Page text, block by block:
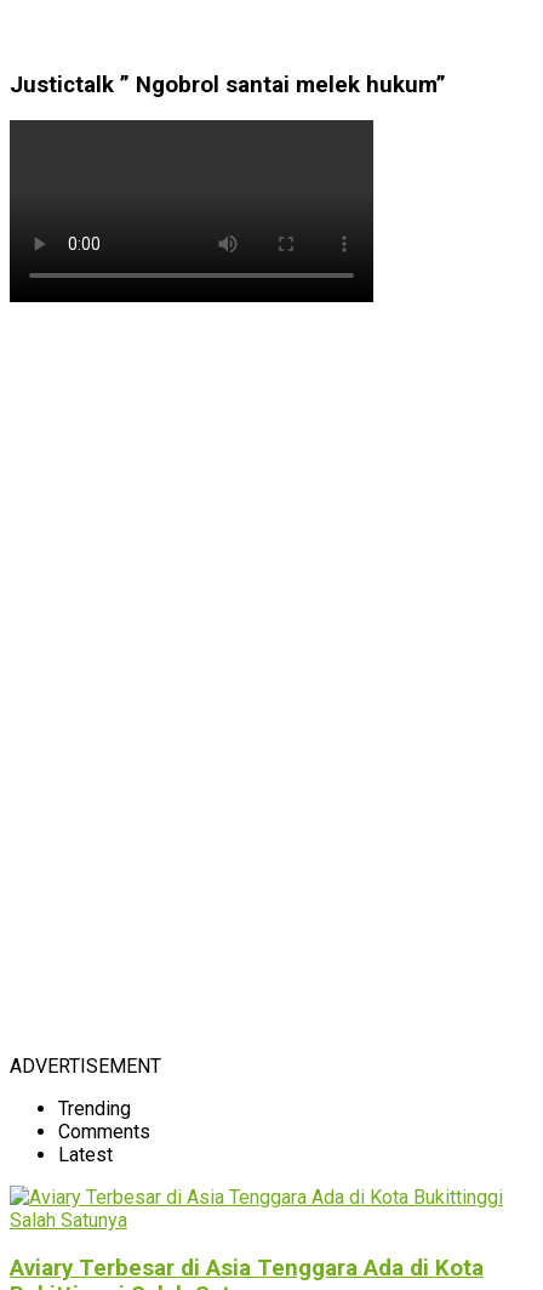
Justictalk ” Ngobrol santai melek hukum”
ADVERTISEMENT
Trending
Comments
Latest
Aviary Terbesar di Asia Tenggara Ada di Kota